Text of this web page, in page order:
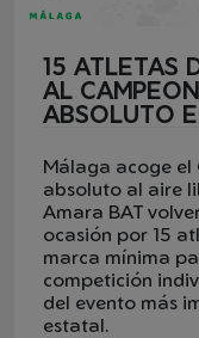
15 ATLETAS
AL
ABSOLUTO
Málaga acoge el
absoluto al aire
Amara BAT
ocasión por 15
marca mínima
competición
del evento más
estatal.